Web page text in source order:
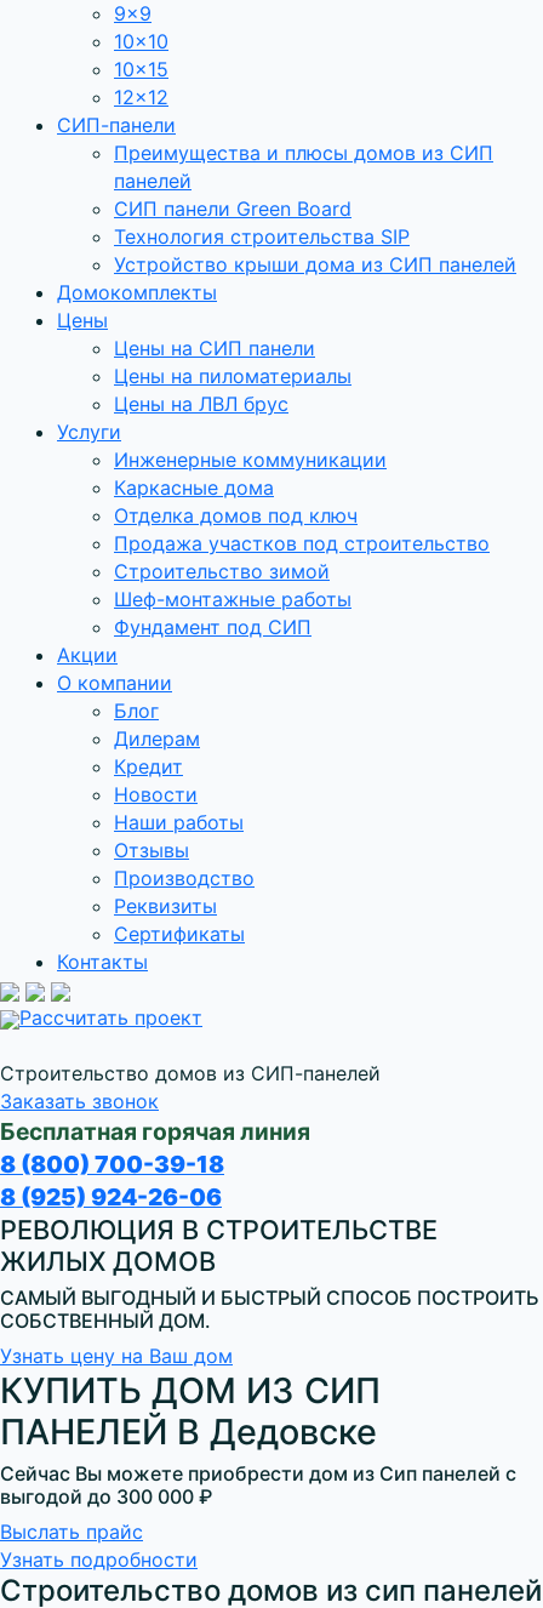
9×9
10×10
10×15
12×12
СИП-панели
Преимущества и плюсы домов из СИП
панелей
СИП панели Green Board
Технология строительства SIP
Устройство крыши дома из СИП панелей
Домокомплекты
Цены
Цены на СИП панели
Цены на пиломатериалы
Цены на ЛВЛ брус
Услуги
Инженерные коммуникации
Каркасные дома
Отделка домов под ключ
Продажа участков под строительство
Строительство зимой
Шеф-монтажные работы
Фундамент под СИП
Акции
О компании
Блог
Дилерам
Кредит
Новости
Наши работы
Отзывы
Производство
Реквизиты
Сертификаты
Контакты
Рассчитать проект
Строительство домов из СИП-панелей
Заказать звонок
Бесплатная горячая линия
8 (800) 700-39-18
8 (925) 924-26-06
РЕВОЛЮЦИЯ В СТРОИТЕЛЬСТВЕ
ЖИЛЫХ ДОМОВ
САМЫЙ ВЫГОДНЫЙ И БЫСТРЫЙ СПОСОБ ПОСТРОИТЬ
СОБСТВЕННЫЙ ДОМ.
Узнать цену на Ваш дом
КУПИТЬ ДОМ ИЗ СИП
ПАНЕЛЕЙ В Дедовске
Сейчас Вы можете приобрести дом из Сип панелей с
выгодой до 300 000 ₽
Выслать прайс
Узнать подробности
Строительство домов из сип панелей